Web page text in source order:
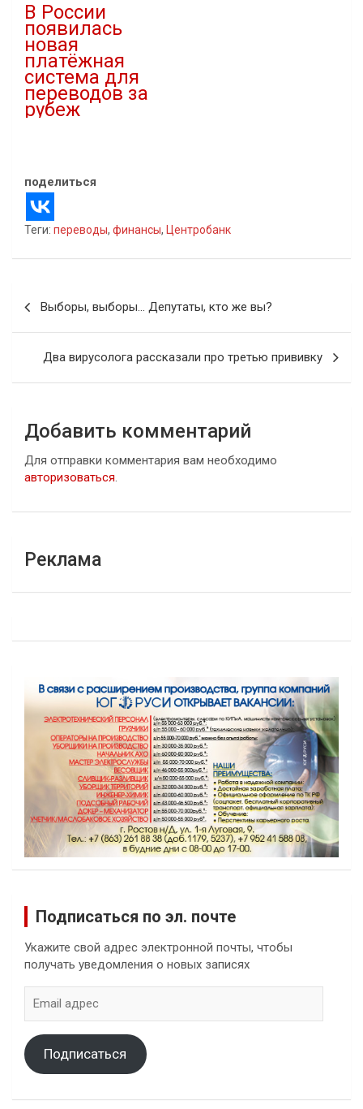
В России
появилась
новая
платёжная
система для
переводов за
рубеж
поделиться
Теги: переводы, финансы, Центробанк
записям
Выборы, выборы… Депутаты, кто же вы?
Два вирусолога рассказали про третью прививку
Добавить комментарий
Для отправки комментария вам необходимо
авторизоваться.
Реклама
Подписаться по эл. почте
Укажите свой адрес электронной почты, чтобы
получать уведомления о новых записях
адрес
Подписаться